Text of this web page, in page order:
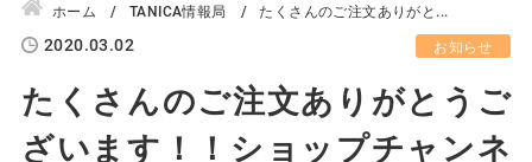
ホーム TANICA情報局 たくさんのご注文ありがと...
2020.03.02 お知らせ
たくさんのご注文ありがとうご
ざいます！！ショップチャンネ